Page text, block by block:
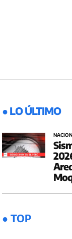
● LO ÚLTIMO
● TOP